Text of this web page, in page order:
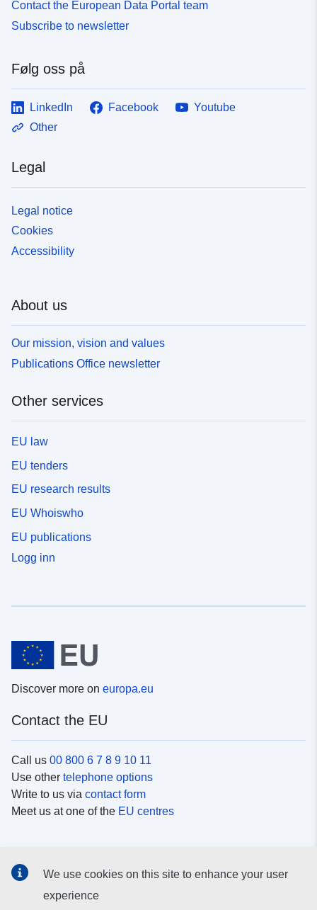
Contact the European Data Portal team
Subscribe to newsletter
Følg oss på
LinkedIn Facebook
Youtube
Other
Legal
Legal notice
Cookies
Accessibility
About us
Our mission, vision and values
Publications Office newsletter
Other services
EU law
EU tenders
EU research results
EU Whoiswho
EU publications
Logg inn
Discover more on europa.eu
Contact the EU
Call us 00 800 6 7 8 9 10 11
Use other telephone options
Write to us via contact form
Meet us at one of the EU centres
Search for EUsocial media channels
We use cookies on this site to enhance your user
experience